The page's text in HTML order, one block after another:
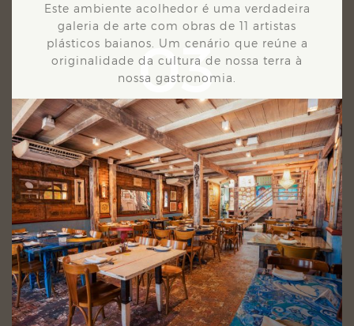
03
Este ambiente acolhedor é uma verdadeira
galeria de arte com obras de 11 artistas
plásticos baianos. Um cenário que reúne a
originalidade da cultura de nossa terra à
nossa gastronomia.